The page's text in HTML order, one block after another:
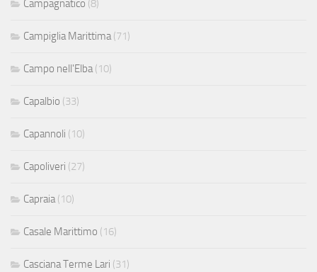
Campagnatico (8)
Campiglia Marittima (71)
Campo nell'Elba (10)
Capalbio (33)
Capannoli (10)
Capoliveri (27)
Capraia (10)
Casale Marittimo (16)
Casciana Terme Lari (31)